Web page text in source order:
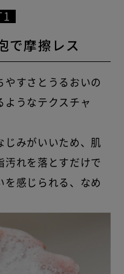
で摩擦レス
やすさとうるおいの
ようなテクスチャ
じみがいいため、肌
汚れを落とすだけで
を感じられる、なめ